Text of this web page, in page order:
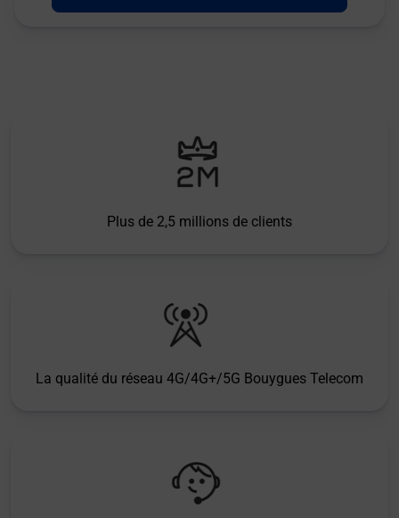
Plus de 2,5 millions de clients
La qualité du réseau 4G/4G+/5G Bouygues Telecom